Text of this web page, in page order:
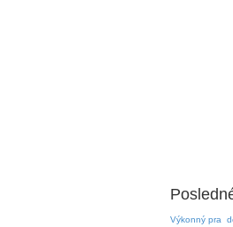
Výkonný pra